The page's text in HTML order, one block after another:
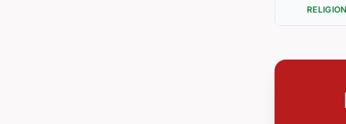
RELIGION